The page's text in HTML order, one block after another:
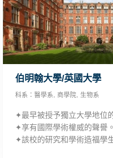
伯明翰大學/英國大學
科系： 醫學系 商學院 生物系
✦最早被授予獨立大學地位
✦享有國際學術權威的聲譽。
✦該校的研究和學術造福學